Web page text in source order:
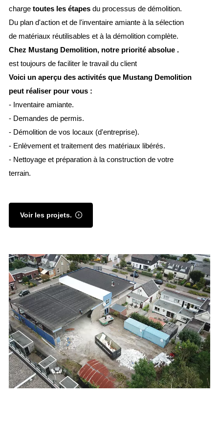
charge toutes les étapes du processus de démolition.
Du plan d'action et de l'inventaire amiante à la sélection
de matériaux réutilisables et à la démolition complète.
Chez Mustang Demolition, notre priorité absolue .
est toujours de faciliter le travail du client
Voici un aperçu des activités que Mustang Demolition
peut réaliser pour vous :
- Inventaire amiante.
- Demandes de permis.
- Démolition de vos locaux (d'entreprise).
- Enlèvement et traitement des matériaux libérés.
- Nettoyage et préparation à la construction de votre
terrain.
Voir les projets.